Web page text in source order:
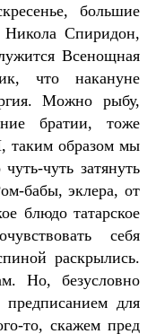
большие
Никола Спиридон,
Всенощная
что накануне
Можно рыбу,
братии, тоже
таким образом мы
чуть затянуть
бабы, эклера, от
блюдо татарское
себя
раскрылись.
Но, безусловно
для
то, скажем пред